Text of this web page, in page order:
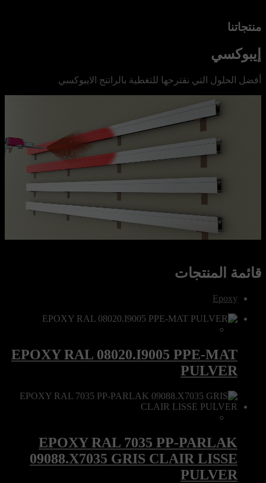
منتجاتنا
إيبوكسي
أفضل الحلول التي نقترحها للتغطية بالراتنج الايبوكسي
قائمة المنتجات
Epoxy
EPOXY RAL 08020.I9005 PPE-MAT
PULVER
EPOXY RAL 7035 PP-PARLAK
09088.X7035 GRIS CLAIR LISSE
PULVER